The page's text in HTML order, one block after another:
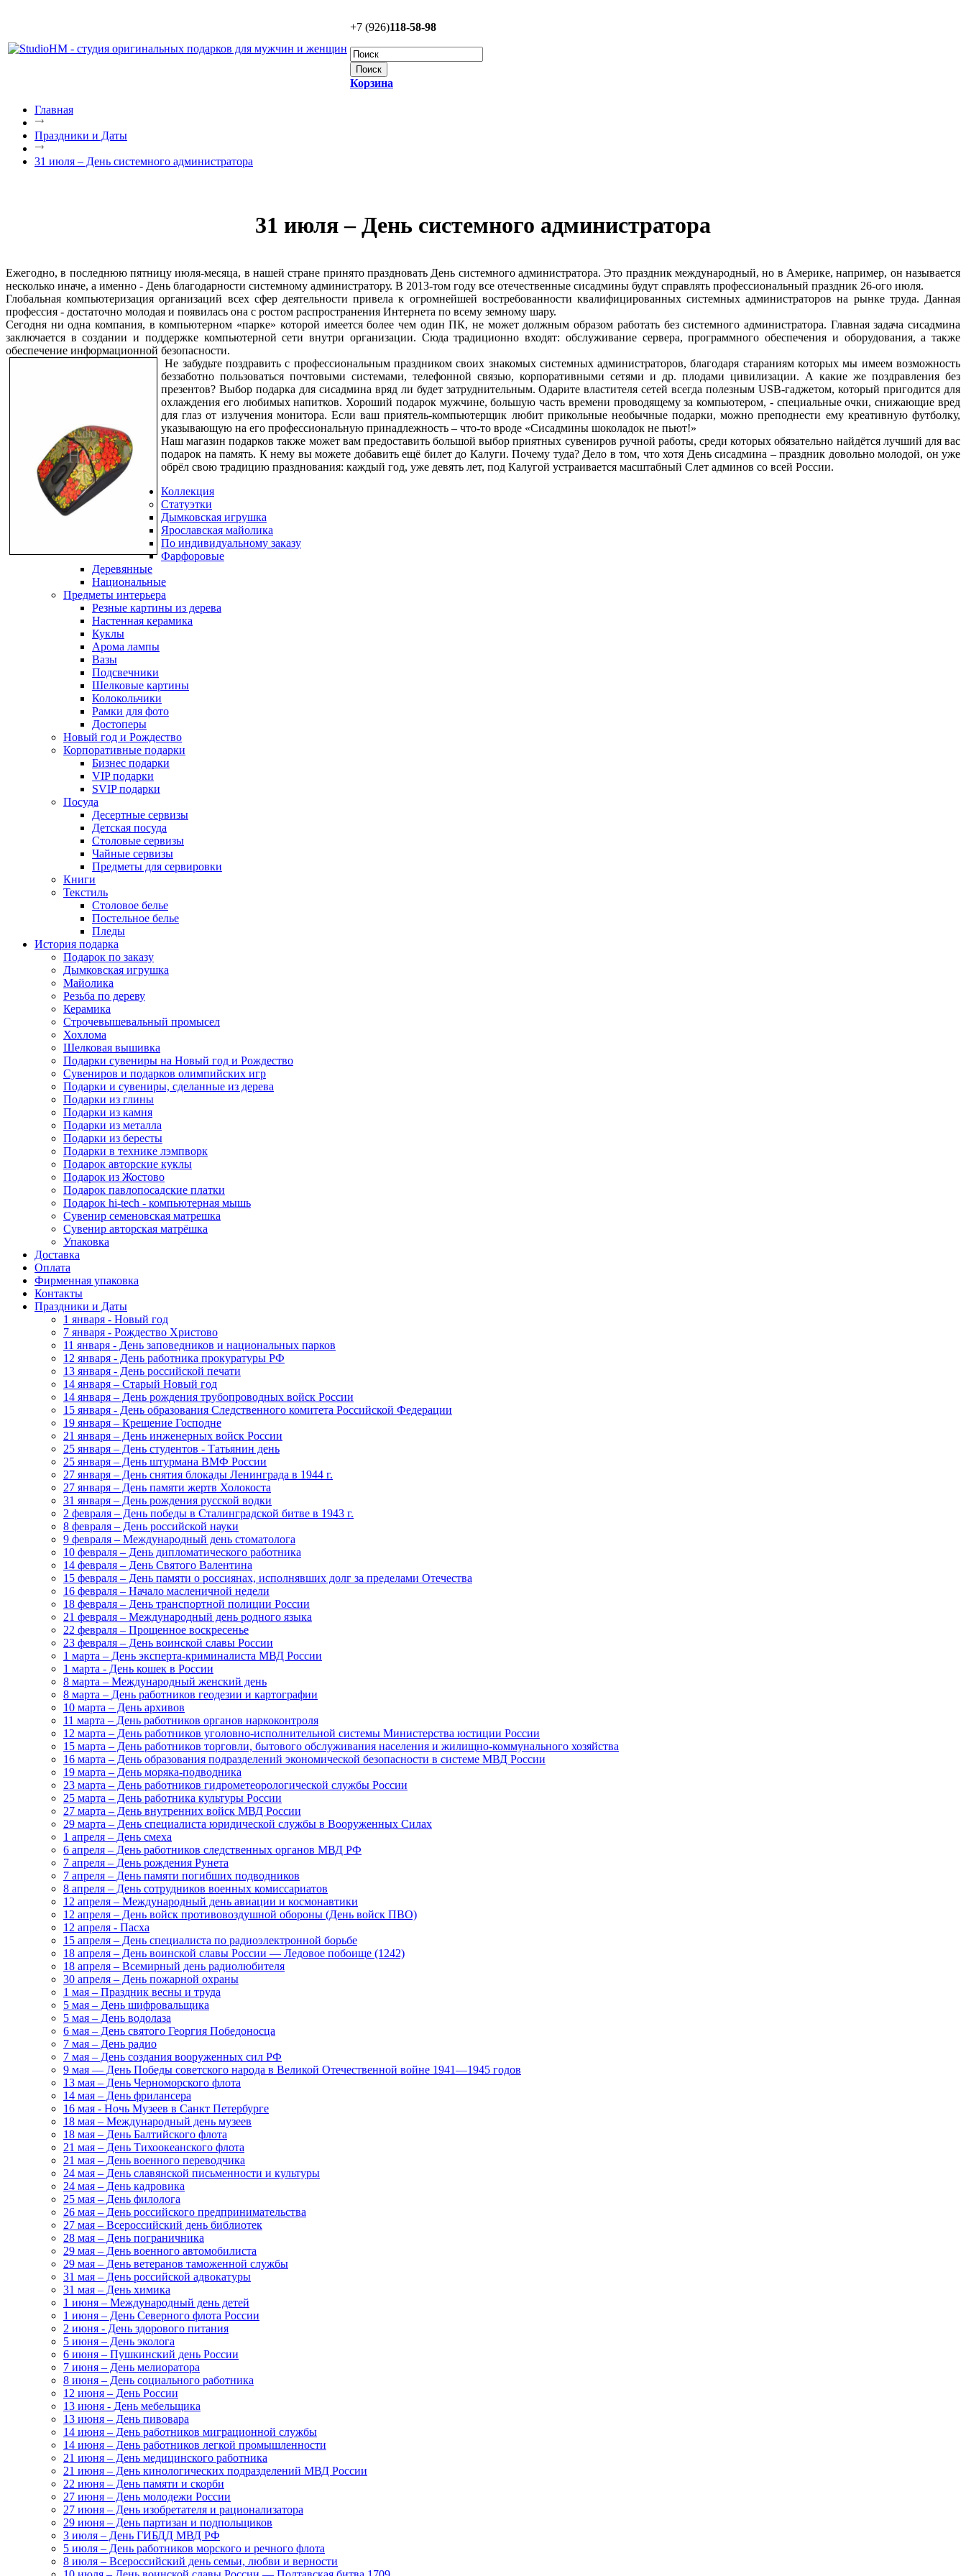
+7 (926)118-58-98
Корзина
Главная
Праздники и Даты
31 июля – День системного администратора
31 июля – День системного администратора
Ежегодно, в последнюю пятницу июля-месяца, в нашей стране принято праздновать День системного администратора. Это праздник международный, но в Америке, например, он называется
несколько иначе, а именно - День благодарности системному администратору. В 2013-том году все отечественные сисадмины будут справлять профессиональный праздник 26-ого июля.
Глобальная компьютеризация организаций всех сфер деятельности привела к огромнейшей востребованности квалифицированных системных администраторов на рынке труда. Данная
профессия - достаточно молодая и появилась она с ростом распространения Интернета по всему земному шару.
Сегодня ни одна компания, в компьютерном «парке» которой имеется более чем один ПК, не может должным образом работать без системного администратора. Главная задача сисадмина
заключается в создании и поддержке компьютерной сети внутри организации. Сюда традиционно входят: обслуживание сервера, программного обеспечения и оборудования, а также
обеспечение информационной безопасности.
Не забудьте поздравить с профессиональным праздником своих знакомых системных администраторов, благодаря стараниям которых мы имеем возможность
беззаботно пользоваться почтовыми системами, телефонной связью, корпоративными сетями и др. плодами цивилизации. А какие же поздравления без
презентов? Выбор подарка для сисадмина вряд ли будет затруднительным. Одарите властителя сетей всегда полезным USB-гаджетом, который пригодится для
охлаждения его любимых напитков. Хороший подарок мужчине, большую часть времени проводящему за компьютером, - специальные очки, снижающие вред
для глаз от излучения монитора. Если ваш приятель-компьютерщик любит прикольные необычные подарки, можно преподнести ему креативную футболку,
указывающую на его профессиональную принадлежность – что-то вроде «Сисадмины шоколадок не пьют!»
Наш магазин подарков также может вам предоставить большой выбор приятных сувениров ручной работы, среди которых обязательно найдётся лучший для вас
подарок на память. К нему вы можете добавить ещё билет до Калуги. Почему туда? Дело в том, что хотя День сисадмина – праздник довольно молодой, он уже
обрёл свою традицию празднования: каждый год, уже девять лет, под Калугой устраивается масштабный Слет админов со всей России.
Коллекция
Статуэтки
Дымковская игрушка
Ярославская майолика
По индивидуальному заказу
Фарфоровые
Деревянные
Национальные
Предметы интерьера
Резные картины из дерева
Настенная керамика
Куклы
Арома лампы
Вазы
Подсвечники
Шелковые картины
Колокольчики
Рамки для фото
Достоперы
Новый год и Рождество
Корпоративные подарки
Бизнес подарки
VIP подарки
SVIP подарки
Посуда
Десертные сервизы
Детская посуда
Столовые сервизы
Чайные сервизы
Предметы для сервировки
Книги
Текстиль
Столовое белье
Постельное белье
Пледы
История подарка
Подарок по заказу
Дымковская игрушка
Майолика
Резьба по дереву
Керамика
Строчевышевальный промысел
Хохлома
Шелковая вышивка
Подарки сувениры на Новый год и Рождество
Сувениров и подарков олимпийских игр
Подарки и сувениры, сделанные из дерева
Подарки из глины
Подарки из камня
Подарки из металла
Подарки из бересты
Подарки в технике лэмпворк
Подарок авторские куклы
Подарок из Жостово
Подарок павлопосадские платки
Подарок hi-tech - компьютерная мышь
Сувенир семеновская матрешка
Сувенир авторская матрёшка
Упаковка
Доставка
Оплата
Фирменная упаковка
Контакты
Праздники и Даты
1 января - Новый год
7 января - Рождество Христово
11 января - День заповедников и национальных парков
12 января - День работника прокуратуры РФ
13 января - День российской печати
14 января – Старый Новый год
14 января – День рождения трубопроводных войск России
15 января - День образования Следственного комитета Российской Федерации
19 января – Крещение Господне
21 января – День инженерных войск России
25 января – День студентов - Татьянин день
25 января – День штурмана ВМФ России
27 января – День снятия блокады Ленинграда в 1944 г.
27 января – День памяти жертв Холокоста
31 января – День рождения русской водки
2 февраля – День победы в Сталинградской битве в 1943 г.
8 февраля – День российской науки
9 февраля – Международный день стоматолога
10 февраля – День дипломатического работника
14 февраля – День Святого Валентина
15 февраля – День памяти о россиянах, исполнявших долг за пределами Отечества
16 февраля – Начало масленичной недели
18 февраля – День транспортной полиции России
21 февраля – Международный день родного языка
22 февраля – Прощенное воскресенье
23 февраля – День воинской славы России
1 марта – День эксперта-криминалиста МВД России
1 марта - День кошек в России
8 марта – Международный женский день
8 марта – День работников геодезии и картографии
10 марта – День архивов
11 марта – День работников органов наркоконтроля
12 марта – День работников уголовно-исполнительной системы Министерства юстиции России
15 марта – День работников торговли, бытового обслуживания населения и жилищно-коммунального хозяйства
16 марта – День образования подразделений экономической безопасности в системе МВД России
19 марта – День моряка-подводника
23 марта – День работников гидрометеорологической службы России
25 марта – День работника культуры России
27 марта – День внутренних войск МВД России
29 марта – День специалиста юридической службы в Вооруженных Силах
1 апреля – День смеха
6 апреля – День работников следственных органов МВД РФ
7 апреля – День рождения Рунета
7 апреля – День памяти погибших подводников
8 апреля – День сотрудников военных комиссариатов
12 апреля – Международный день авиации и космонавтики
12 апреля – День войск противовоздушной обороны (День войск ПВО)
12 апреля - Пасха
15 апреля – День специалиста по радиоэлектронной борьбе
18 апреля – День воинской славы России — Ледовое побоище (1242)
18 апреля – Всемирный день радиолюбителя
30 апреля – День пожарной охраны
1 мая – Праздник весны и труда
5 мая – День шифровальщика
5 мая – День водолаза
6 мая – День святого Георгия Победоносца
7 мая – День радио
7 мая – День создания вооруженных сил РФ
9 мая — День Победы советского народа в Великой Отечественной войне 1941—1945 годов
13 мая – День Черноморского флота
14 мая – День фрилансера
16 мая - Ночь Музеев в Санкт Петербурге
18 мая – Международный день музеев
18 мая – День Балтийского флота
21 мая – День Тихоокеанского флота
21 мая – День военного переводчика
24 мая – День славянской письменности и культуры
24 мая – День кадровика
25 мая – День филолога
26 мая – День российского предпринимательства
27 мая – Всероссийский день библиотек
28 мая – День пограничника
29 мая – День военного автомобилиста
29 мая – День ветеранов таможенной службы
31 мая – День российской адвокатуры
31 мая – День химика
1 июня – Международный день детей
1 июня – День Северного флота России
2 июня - День здорового питания
5 июня – День эколога
6 июня – Пушкинский день России
7 июня – День мелиоратора
8 июня – День социального работника
12 июня – День России
13 июня - День мебельщика
13 июня – День пивовара
14 июня – День работников миграционной службы
14 июня – День работников легкой промышленности
21 июня – День медицинского работника
21 июня – День кинологических подразделений МВД России
22 июня – День памяти и скорби
27 июня – День молодежи России
27 июня – День изобретателя и рационализатора
29 июня – День партизан и подпольщиков
3 июля – День ГИБДД МВД РФ
5 июля – День работников морского и речного флота
8 июля – Всероссийский день семьи, любви и верности